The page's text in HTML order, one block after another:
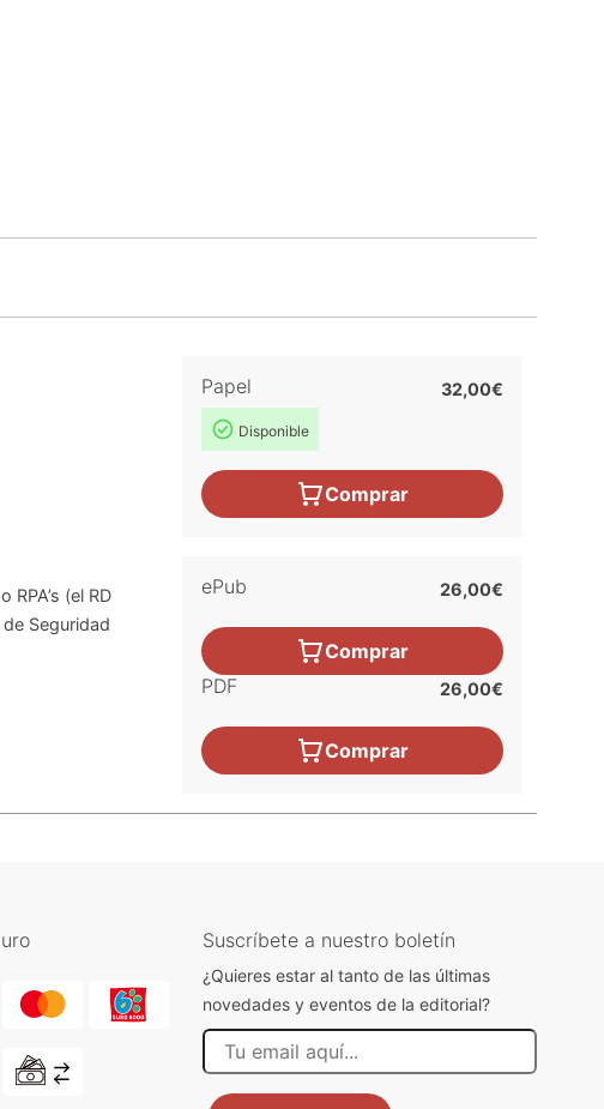
(el RD
Seguridad
Papel
Disponible
32,00€
Comprar
ePub 26,00€
Comprar
PDF
26,00€
Comprar
Suscríbete a nuestro boletín
¿Quieres estar al tanto de las últimas
novedades y eventos de la editorial?